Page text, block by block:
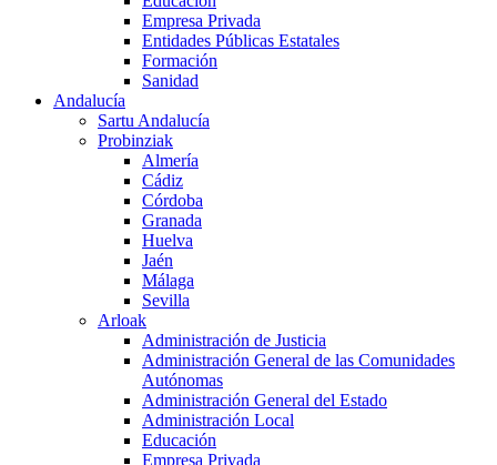
Empresa Privada
Entidades Públicas Estatales
Formación
Sanidad
Andalucía
Sartu Andalucía
Probinziak
Almería
Cádiz
Córdoba
Granada
Huelva
Jaén
Málaga
Sevilla
Arloak
Administración de Justicia
Administración General de las Comunidades
Autónomas
Administración General del Estado
Administración Local
Educación
Empresa Privada